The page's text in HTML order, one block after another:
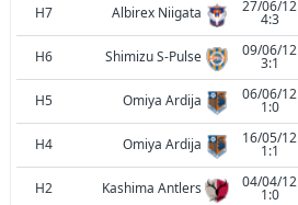
H7 Albirex Niigata 27/06/12
4:3
H6 Shimizu S-Pulse 09/06/12
3:1
H5 Omiya Ardija 06/06/12
1:0
H4 Omiya Ardija 16/05/12
1:1
H2
Kashima Antlers 04/04/12
1:0